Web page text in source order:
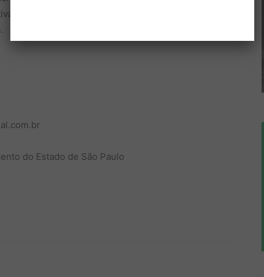
trazendo as 50 melhores, com o objetivo de
do Estado de São Paulo